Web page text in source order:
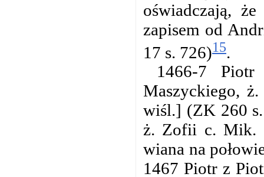
oświadczają,
zapisem od
17 s. 726)15.
1466-7
Maszyckiego,
wiśl.] (ZK 260
ż. Zofii c. Mik.
wiana na
1467 Piotr z